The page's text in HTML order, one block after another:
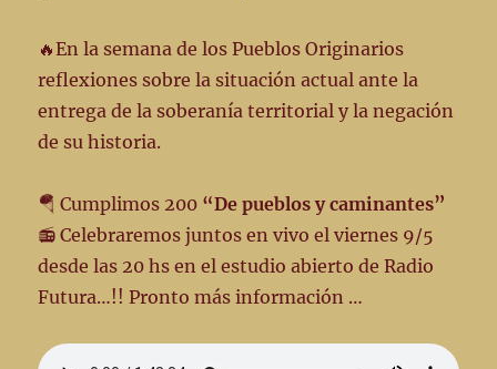
🔥En la semana de los Pueblos Originarios
reflexiones sobre la situación actual ante la
entrega de la soberanía territorial y la negación
de su historia.
🪂 Cumplimos 200 “De pueblos y caminantes”
📻 Celebraremos juntos en vivo el viernes 9/5
desde las 20 hs en el estudio abierto de Radio
Futura…!! Pronto más información …